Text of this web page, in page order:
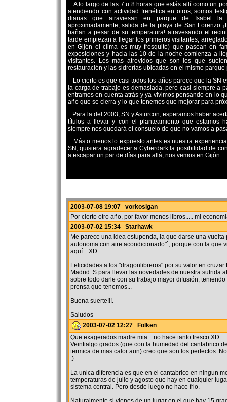
A lo largo de las 7 u 8 horas que estás allí como un
atendiendo con actividad frenética en otros, somos
diarias que atraviesan en parque de Isabel la
aproximadamente, salida de la playa de San Lorenzo
bañan a pesar de su temperatura! atravesando el
tarde empiezan a llegar los primeros visitantes,
en Gijón el clima es muy fresquito) que pasean en
exposiciones y hacia las 10 de la noche comienza a
visitantes. Los más atrevidos que son los que
restauración y las sidrerías ubicadas en el mismo parque
Lo cierto es que casi todos los años parece que la SN
la carga de trabajo es demasiada, pero casi siempre a
entramos en cuenta atrás y ya vivimos pensando en lo
año que se cierra y lo que tenemos que mejorar para
Para la del 2003, SN y Asturcon, esperamos haber
títulos a llevar y con el planteamiento que estamos
siempre nos quedará el consuelo de que no vamos a
Más o menos lo expuesto antes es nuestra
SN, quisiera agradecer a Cyberdark la posibilidad de
a escapar un par de días para allá, nos vemos en Gijón.
2003-07-08 19:07 vorkosigan
Por cierto otro año, por favor menos libros..... mi
2003-07-02 15:34 Starhawk
Me parece una idea estupenda, la que darse una
autonoma con aire acondicionado"`, porque con la que
aquí... XD
Felicidades a los "dragonlibreros" por su valor en
Madrid :S para llevar las novedades de nuestra sufrida
sobre todo darle con su trabajo mayor difusión,
prensa que tenemos...
Buena suerte!!!.
Saludos
2003-07-02 12:27 Folken
Que exagerados madre mia... no hace tanto fresco XD
Veintialgo grados (que con la humedad del cantabrico
termica de mas calor aun) creo que son los perfectos.
;)
La unica diferencia es que en el cantabrico en ningun
temperaturas de julio y agosto que hay en cualquier
sistema central. Pero desde luego no hace frio.